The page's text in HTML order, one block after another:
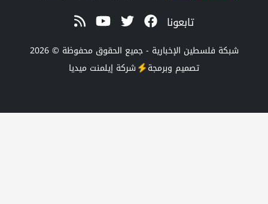
الإخبارية - جميع الحقوق محفوظة © 2026
شركةإيلمنت ميديا